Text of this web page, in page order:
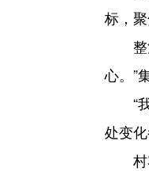
标，
心。”
“
处变